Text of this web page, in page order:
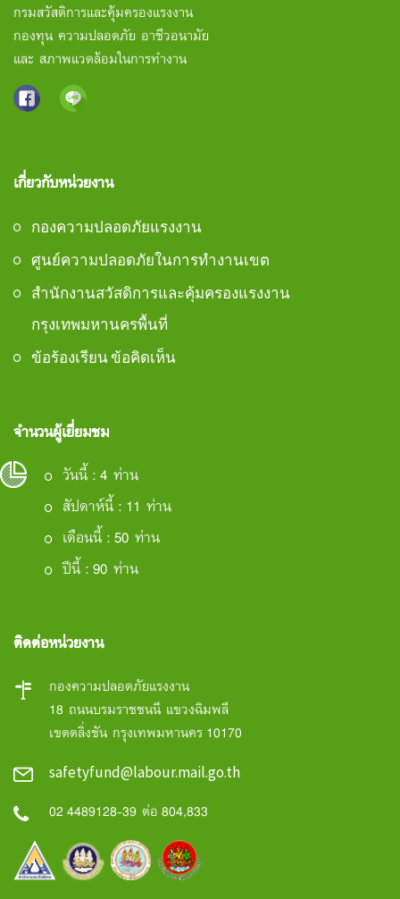
กรมสวัสดิการและคุ้มครองแรงงาน
กองทุน ความปลอดภัย อาชีวอนามัย
และ สภาพแวดล้อมในการทำงาน
เกี่ยวกับหน่วยงาน
กองความปลอดภัยแรงงาน
ศูนย์ความปลอดภัยในการทำงานเขต
สำนักงานสวัสดิการและคุ้มครองแรงงาน
กรุงเทพมหานครพื้นที่
ข้อร้องเรียน ข้อคิดเห็น
จำนวนผู้เยี่ยมชม
วันนี้ : 4 ท่าน
สัปดาห์นี้ : 11 ท่าน
เดือนนี้ : 50 ท่าน
ปีนี้ : 90 ท่าน
ติดต่อหน่วยงาน
กองความปลอดภัยแรงงาน
18 ถนนบรมราชชนนี แขวงฉิมพลี
เขตตลิ่งชัน กรุงเทพมหานคร 10170
safetyfund@labour.mail.go.th
02 4489128-39 ต่อ 804,833